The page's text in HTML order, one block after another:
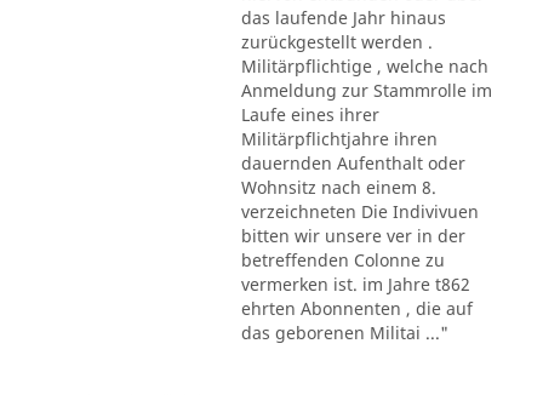
das laufende Jahr hinaus
zurückgestellt werden .
Militärpflichtige , welche nach
Anmeldung zur Stammrolle im
Laufe eines ihrer
Militärpflichtjahre ihren
dauernden Aufenthalt oder
Wohnsitz nach einem 8.
verzeichneten Die Indivivuen
bitten wir unsere ver in der
betreffenden Colonne zu
vermerken ist. im Jahre t862
ehrten Abonnenten , die auf
das geborenen Militai ..."